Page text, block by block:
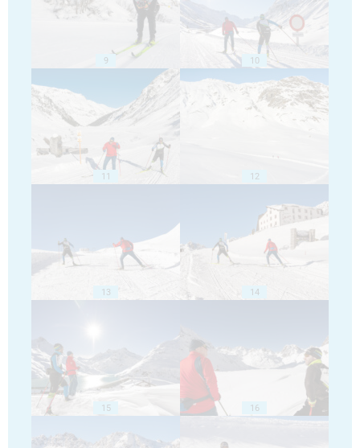
9 10
11 12
13 14
15 16